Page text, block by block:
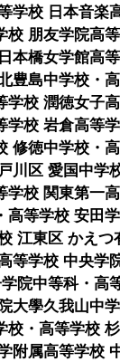
学校 日本音楽
校 朋友学院高
本橋女学館高
豊島中学校・
学校 潤徳女子
学校 岩倉高等
修徳中学校・
川区 愛国中学
学校 関東第一
高等学校 安田
江東区 かえつ
等学校 中央学
院中等科・高
大學久我山中
校・高等学校
附属高等学校